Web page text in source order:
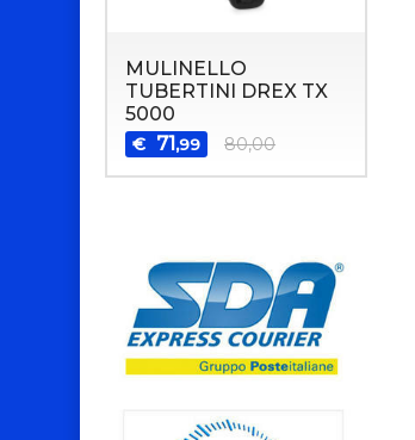
MULINELLO
TUBERTINI DREX TX
5000
€ 71,99 80,00